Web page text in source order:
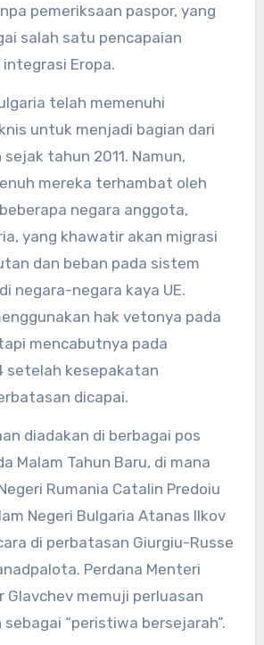
pemeriksaan paspor, yang
salah satu pencapaian
Eropa.
telah memenuhi
untuk menjadi bagian dari
tahun 2011. Namun,
mereka terhambat oleh
negara anggota,
yang khawatir akan migrasi
dan beban pada sistem
negara-negara kaya UE.
hak vetonya pada
mencabutnya pada
setelah kesepakatan
dicapai.
diadakan di berbagai pos
Malam Tahun Baru, di mana
Rumania Catalin Predoiu
Negeri Bulgaria Atanas Ilkov
di perbatasan Giurgiu-Russe
Perdana Menteri
Glavchev memuji perluasan
sebagai “peristiwa bersejarah”.